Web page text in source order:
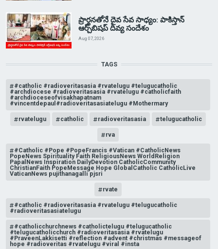
ప్రార్థనతోనే దైవ సేవ సాధ్యం: పాకిస్తాన్‌
ఆర్చ్‌బిషప్ దివ్య సందేశం
Aug 07, 2026
TAGS
#catholic #radioveritasasia #rvatelugu #telugucatholic
#archdiocese #radioveritasasia #rvatelugu #catholicfaith
#archdioceseofvisakhapatnam
#vincentdepaul#radioveritasasiatelugu #Mothermary
rvatelugu catholic radioveritasasia telugucatholic
rva
#Catholic #Pope #PopeFrancis #Vatican #CatholicNews
PopeNews Spirituality Faith ReligiousNews WorldReligion
PapalNews Inspiration DailyDevotion CatholicCommunity
ChristianFaith PopeMessage Hope GlobalCatholic CatholicLive
VaticanNews pujithanagalli pjsri
rvate
#catholic #radioveritasasia #rvatelugu #telugucatholic
#radioveritasasiatelugu
#catholicchurchnews #catholictelugu #telugucatholic
#telugucatholicchurch #radioveritasasia #rvatelugu
#PraveenLakkisetti #reflection #advent #christmas #messageof
hope #radioveritas #rvatelugu #viral #insta